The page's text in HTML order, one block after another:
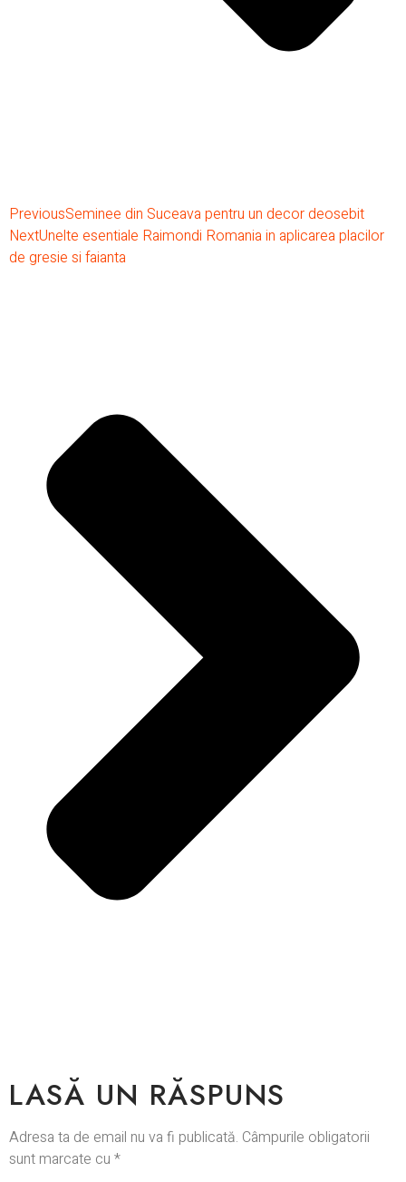
PreviousSeminee din Suceava pentru un decor deosebit
NextUnelte esentiale Raimondi Romania in aplicarea placilor
de gresie si faianta
LASĂ UN RĂSPUNS
Adresa ta de email nu va fi publicată. Câmpurile obligatorii
sunt marcate cu *